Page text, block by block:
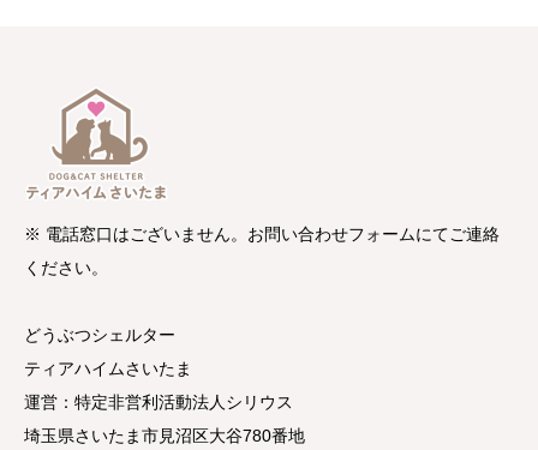
※ 電話窓口はございません。お問い合わせフォームにてご連絡
ください。
どうぶつシェルター
ティアハイムさいたま
運営：特定非営利活動法人シリウス
埼玉県さいたま市見沼区大谷780番地